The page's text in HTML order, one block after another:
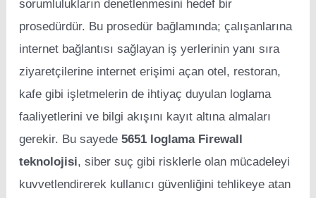
sorumlulukların denetlenmesini hedef bir
prosedürdür. Bu prosedür bağlamında; çalışanlarına
internet bağlantısı sağlayan iş yerlerinin yanı sıra
ziyaretçilerine internet erişimi açan otel, restoran,
kafe gibi işletmelerin de ihtiyaç duyulan loglama
faaliyetlerini ve bilgi akışını kayıt altına almaları
gerekir. Bu sayede 5651 loglama Firewall
teknolojisi, siber suç gibi risklerle olan mücadeleyi
kuvvetlendirerek kullanıcı güvenliğini tehlikeye atan